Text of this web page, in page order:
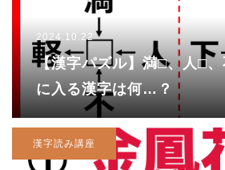
2024.10.22
【漢字パズル】満□、人□
に入る漢字は何…？
漢字読み講座